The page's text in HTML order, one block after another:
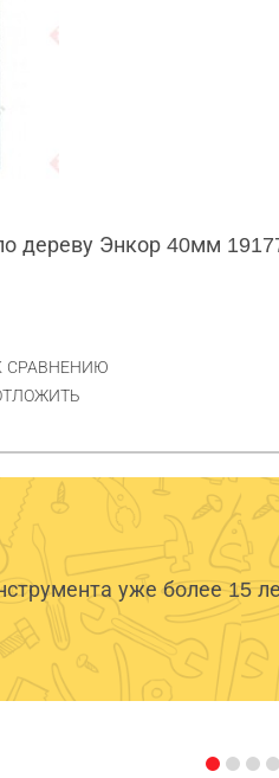
дереву Энкор 40мм
СРАВНЕНИЮ
уже более 15